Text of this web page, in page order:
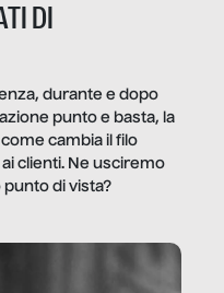
DI
durante e dopo
punto e basta, la
cambia il filo
clienti. Ne usciremo
di vista?